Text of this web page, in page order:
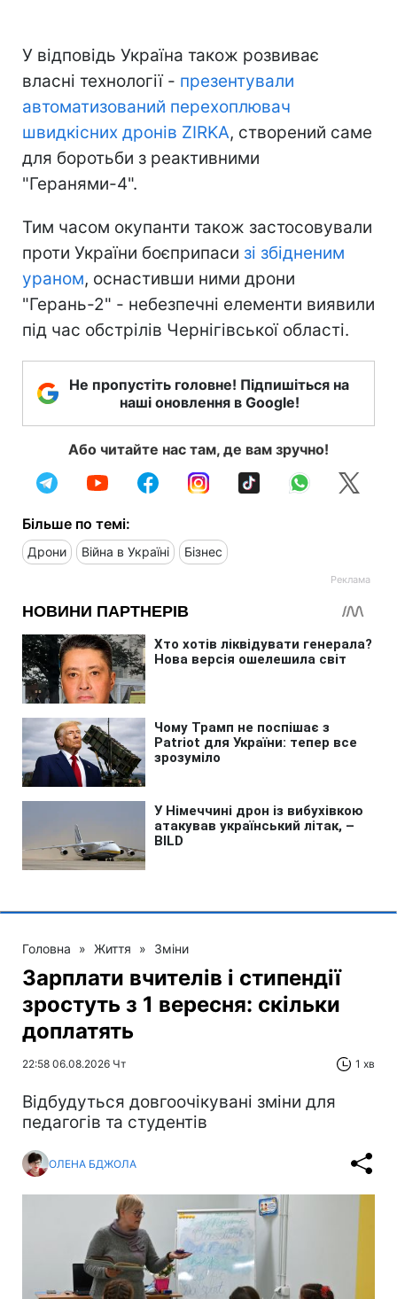
У відповідь Україна також розвиває
власні технології - презентували
автоматизований перехоплювач
швидкісних дронів ZIRKA, створений саме
для боротьби з реактивними
"Геранями-4".
Тим часом окупанти також застосовували
проти України боєприпаси зі збідненим
ураном, оснастивши ними дрони
"Герань-2" - небезпечні елементи виявили
під час обстрілів Чернігівської області.
Не пропустіть головне! Підпишіться на
наші оновлення в Google!
Або читайте нас там, де вам зручно!
Більше по темі:
Дрони Війна в Україні Бізнес
Головна » Життя » Зміни
Зарплати вчителів і стипендії
зростуть з 1 вересня: скільки
доплатять
22:58 06.08.2026 Чт 1 хв
Відбудуться довгоочікувані зміни для
педагогів та студентів
ОЛЕНА БДЖОЛА